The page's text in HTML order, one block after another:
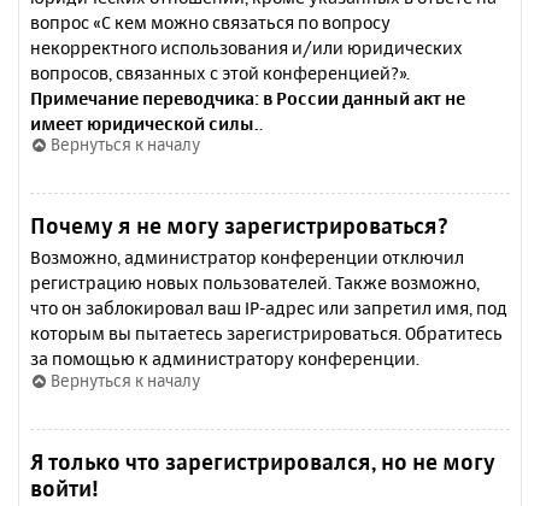
вопрос «С кем можно связаться по вопросу
некорректного использования и/или юридических
вопросов, связанных с этой конференцией?».
Примечание переводчика: в России данный акт не
имеет юридической силы.
Вернуться к началу
Почему я не могу зарегистрироваться?
Возможно, администратор конференции отключил
регистрацию новых пользователей. Также возможно,
что он заблокировал ваш IP-адрес или запретил имя, под
которым вы пытаетесь зарегистрироваться. Обратитесь
за помощью к администратору конференции.
Вернуться к началу
Я только что зарегистрировался, но не могу
войти!